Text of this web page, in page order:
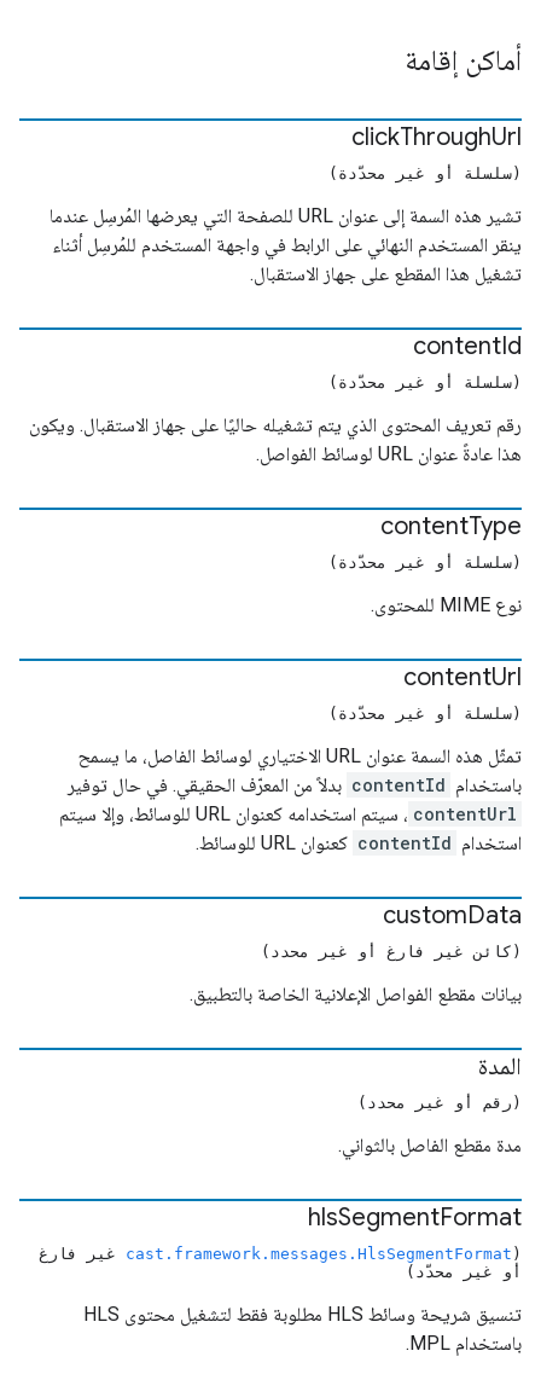
أماكن إقامة
clickThroughUrl
(سلسلة أو غير محدّدة)
تشير هذه السمة إلى عنوان URL للصفحة التي يعرضها المُرسِل عندما
ينقر المستخدم النهائي على الرابط في واجهة المستخدم للمُرسِل أثناء
تشغيل هذا المقطع على جهاز الاستقبال.
contentId
(سلسلة أو غير محدّدة)
رقم تعريف المحتوى الذي يتم تشغيله حاليًا على جهاز الاستقبال. ويكون
هذا عادةً عنوان URL لوسائط الفواصل.
contentType
(سلسلة أو غير محدّدة)
نوع MIME للمحتوى.
contentUrl
(سلسلة أو غير محدّدة)
تمثّل هذه السمة عنوان URL الاختياري لوسائط الفاصل، ما يسمح
باستخدام contentId بدلاً من المعرّف الحقيقي. في حال توفير
contentUrl
، سيتم استخدامه كعنوان URL للوسائط، وإلا سيتم
استخدام contentId كعنوان URL للوسائط.
customData
(كائن غير فارغ أو غير محدد)
بيانات مقطع الفواصل الإعلانية الخاصة بالتطبيق.
المدة
(رقم أو غير محدد)
مدة مقطع الفاصل بالثواني.
hlsSegmentFormat
(
cast.framework.messages.HlsSegmentFormat غير فارغ
أو غير محدّد)
تنسيق شريحة وسائط HLS مطلوبة فقط لتشغيل محتوى HLS
باستخدام MPL.